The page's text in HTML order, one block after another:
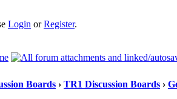
Login orRegister.
Boards › TR1 Discussion Boards ›